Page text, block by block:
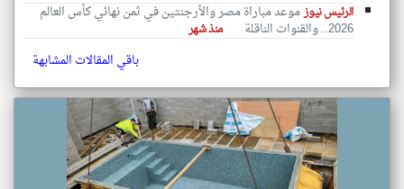
الرئيس نيوزموعد مباراة مصر والأرجنتين في ثمن نهائي كأس العالم
2026.. والقنوات الناقلة منذ شهر
باقي المقالات المشابهة